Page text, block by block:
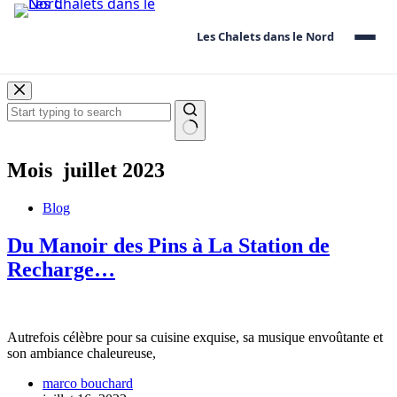
Les Chalets dans le Nord
Les
Chalets
dans
Skip
to
content
results
Mois juillet 2023
Blog
Du Manoir des Pins à La Station de
Recharge…
Autrefois célèbre pour sa cuisine exquise, sa musique envoûtante et
son ambiance chaleureuse,
marco bouchard